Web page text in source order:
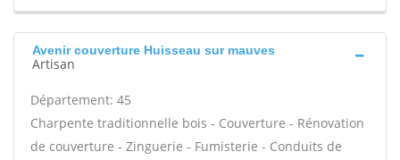
Avenir couverture Huisseau sur mauves
Artisan
Département: 45
Charpente traditionnelle bois - Couverture - Rénovation
de couverture - Zinguerie - Fumisterie - Conduits de